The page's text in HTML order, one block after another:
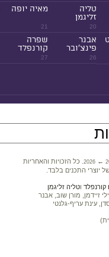
20
טליה
זליגמן
21
מאיה יופה
26
אבנר
פינצ'ובר
27
שפרה
קורנפלד
2026 ←
. כל הזכויות והאחריות
יוצרי התכנים בלבד.
וטליה זליגמן
זיידמן, מורן שוב, אבנר
עינת עריף-גלנטי